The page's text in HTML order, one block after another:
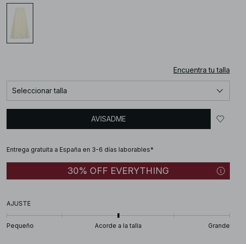
Encuentra tu talla
Seleccionar talla
AVISADME
Entrega gratuita a España en 3-6 días laborables*
30% OFF EVERYTHING
AJUSTE
Pequeño Acorde a la talla Grande